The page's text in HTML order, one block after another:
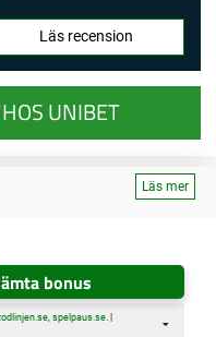
Läs recension
UNIBET
Läs mer
bonus
, spelpaus.se. |